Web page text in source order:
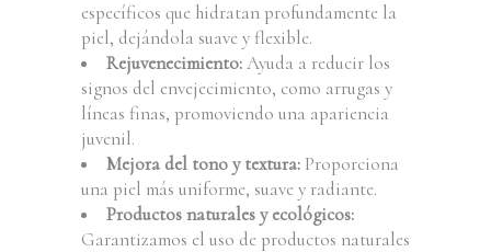
específicos que hidratan profundamente la
piel, dejándola suave y flexible.
Rejuvenecimiento:Ayuda a reducir los
signos del envejecimiento, como arrugas y
líneas finas, promoviendo una apariencia
juvenil.
Mejora del tono y textura: Proporciona
una piel más uniforme, suave y radiante.
Productos naturales y ecológicos:
Garantizamos el uso de productos naturales